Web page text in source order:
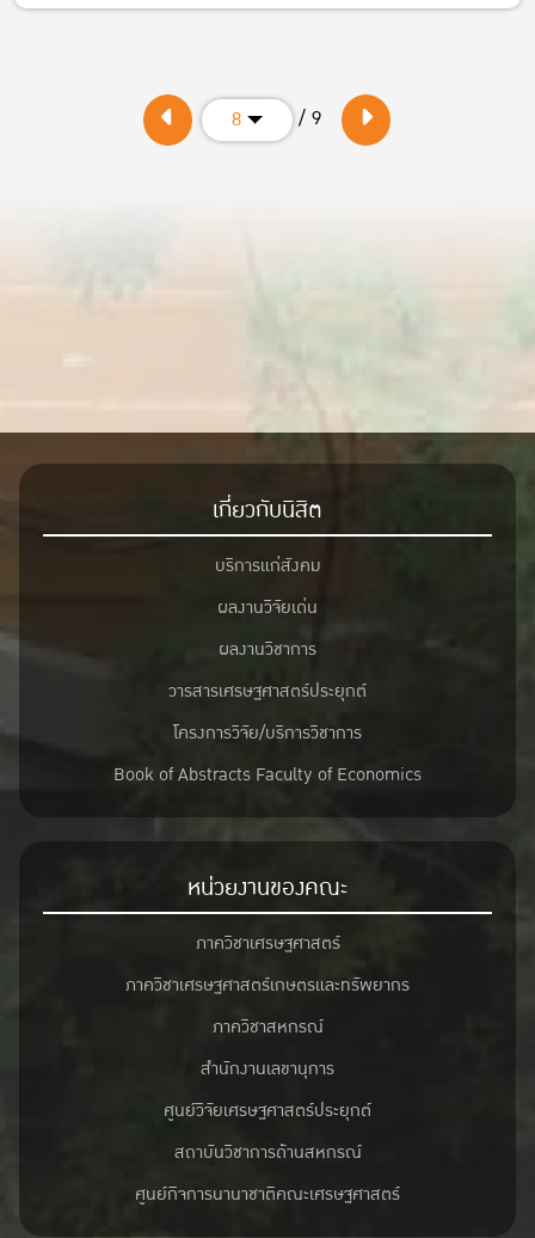
8 / 9
เกี่ยวกับนิสิต
บริการแก่สังคม
ผลงานวิจัยเด่น
ผลงานวิชาการ
วารสารเศรษฐศาสตร์ประยุกต์
โครงการวิจัย/บริการวิชาการ
Book of Abstracts Faculty of Economics
หน่วยงานของคณะ
ภาควิชาเศรษฐศาสตร์
ภาควิชาเศรษฐศาสตร์เกษตรและทรัพยากร
ภาควิชาสหกรณ์
สำนักงานเลขานุการ
ศูนย์วิจัยเศรษฐศาสตร์ประยุกต์
สถาบันวิชาการด้านสหกรณ์
ศูนย์กิจการนานาชาติคณะเศรษฐศาสตร์